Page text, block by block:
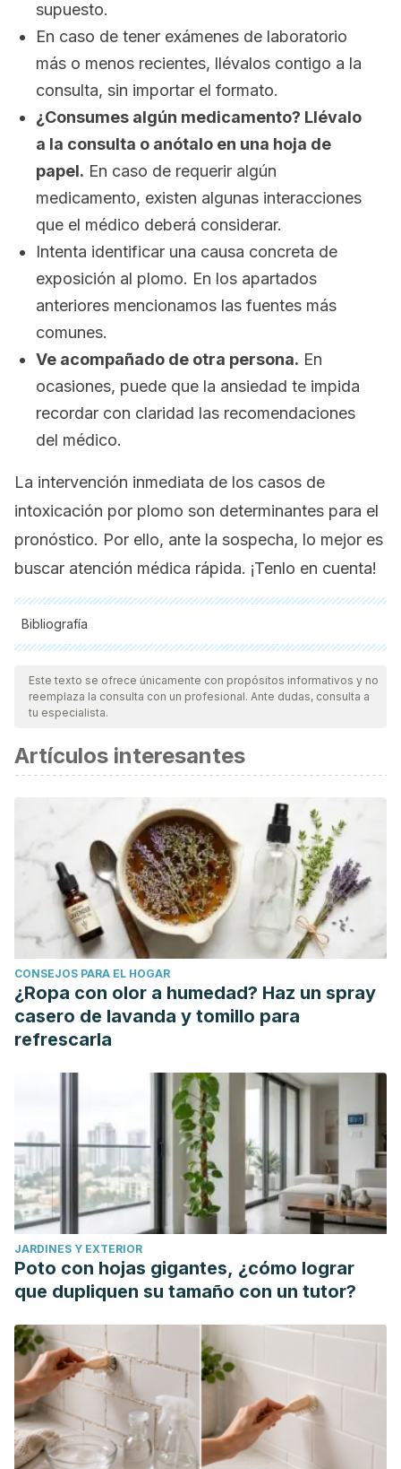
supuesto.
En caso de tener exámenes de laboratorio
más o menos recientes, llévalos contigo a la
consulta, sin importar el formato.
¿Consumes algún medicamento? Llévalo
a la consulta o anótalo en una hoja de
papel. En caso de requerir algún
medicamento, existen algunas interacciones
que el médico deberá considerar.
Intenta identificar una causa concreta de
exposición al plomo. En los apartados
anteriores mencionamos las fuentes más
comunes.
Ve acompañado de otra persona. En
ocasiones, puede que la ansiedad te impida
recordar con claridad las recomendaciones
del médico.
La intervención inmediata de los casos de
intoxicación por plomo son determinantes para el
pronóstico. Por ello, ante la sospecha, lo mejor es
buscar atención médica rápida. ¡Tenlo en cuenta!
Bibliografía
Todas las fuentes citadas fueron revisadas a profundidad por
nuestro equipo, para asegurar su calidad, confiabilidad,
vigencia y validez.La bibliografía de este artículo fue
científica.
Ascione I. Intoxicación por plomo en pediatría. Arch Pediatr
Urug 2001;72(2):133-138.
Azcona-Cruz M, Ramírez R, Vicente-Flores G. Efectos
tóxicos del plomo. Rev Esp Méd Quir 2015;20:72-77.
Labanda P, Fernández C. Saturnismo, a propósito de un
caso. Med Segur Trab 2012;58(227):168-173.
Poma P. Intoxicación por plomo en humanos. An Fac Med
2008;69(2):120-6.
Valdivia M. Intoxicación por plomo. Rev Soc Per Med Int
2005;18(1):22-27.
Este texto se ofrece únicamente con propósitos informativos y no
reemplaza la consulta con un profesional. Ante dudas, consulta a
tu especialista.
Artículos interesantes
CONSEJOS PARA EL HOGAR
¿Ropa con olor a humedad? Haz un spray
casero de lavanda y tomillo para
refrescarla
JARDINES Y EXTERIOR
Poto con hojas gigantes, ¿cómo lograr
que dupliquen su tamaño con un tutor?